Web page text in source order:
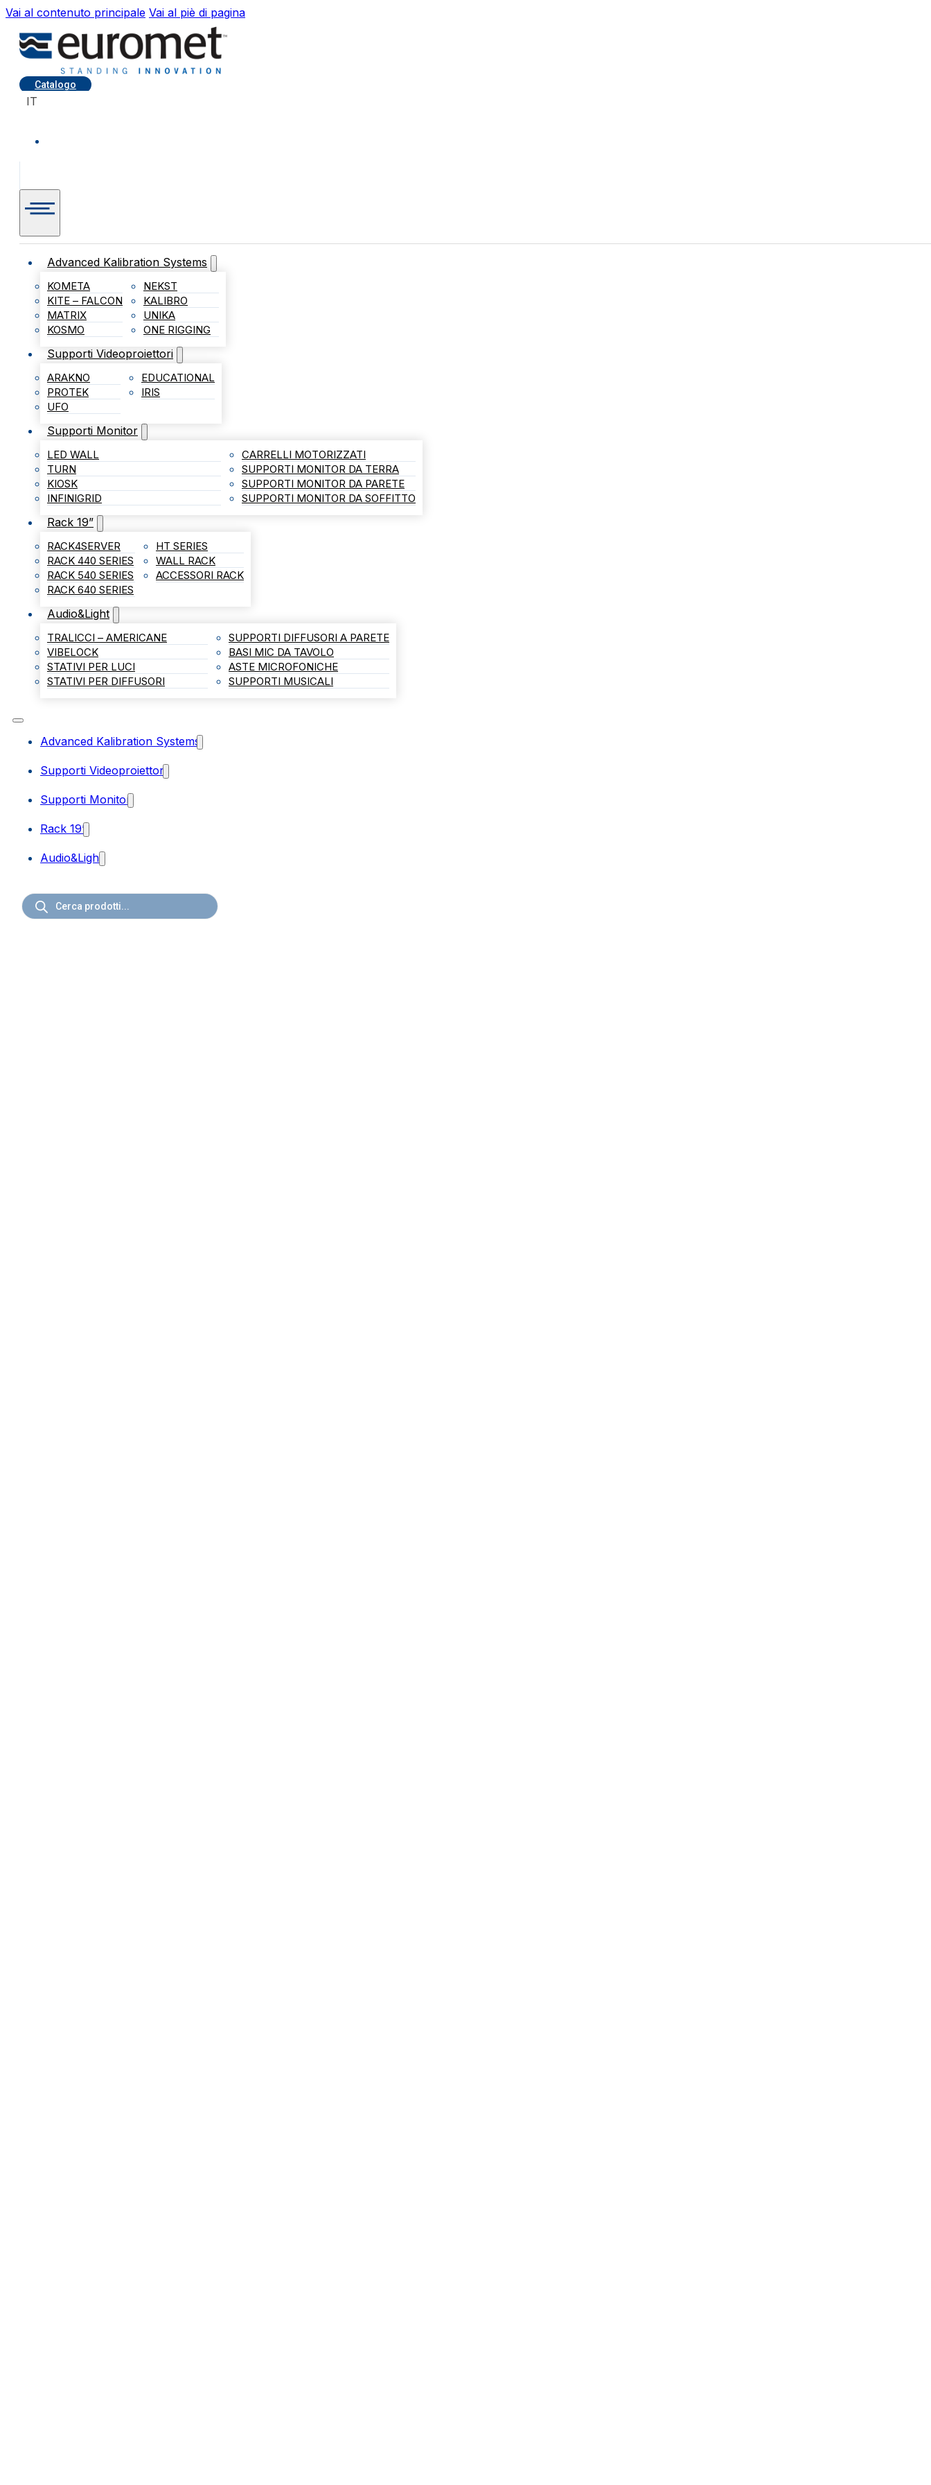
Vai al contenuto principale Vai al piè di pagina
Catalogo
IT
Advanced Kalibration Systems
KOMETA
KITE – FALCON
MATRIX
KOSMO
NEKST
KALIBRO
UNIKA
ONE RIGGING
Supporti Videoproiettori
ARAKNO
PROTEK
UFO
EDUCATIONAL
IRIS
Supporti Monitor
LED WALL
TURN
KIOSK
INFINIGRID
CARRELLI MOTORIZZATI
SUPPORTI MONITOR DA TERRA
SUPPORTI MONITOR DA PARETE
SUPPORTI MONITOR DA SOFFITTO
Rack 19”
RACK4SERVER
RACK 440 SERIES
RACK 540 SERIES
RACK 640 SERIES
HT SERIES
WALL RACK
ACCESSORI RACK
Audio&Light
TRALICCI – AMERICANE
VIBELOCK
STATIVI PER LUCI
STATIVI PER DIFFUSORI
SUPPORTI DIFFUSORI A PARETE
BASI MIC DA TAVOLO
ASTE MICROFONICHE
SUPPORTI MUSICALI
Advanced Kalibration Systems
Supporti Videoproiettori
Supporti Monitor
Rack 19”
Audio&Light
Ricerca
prodotti